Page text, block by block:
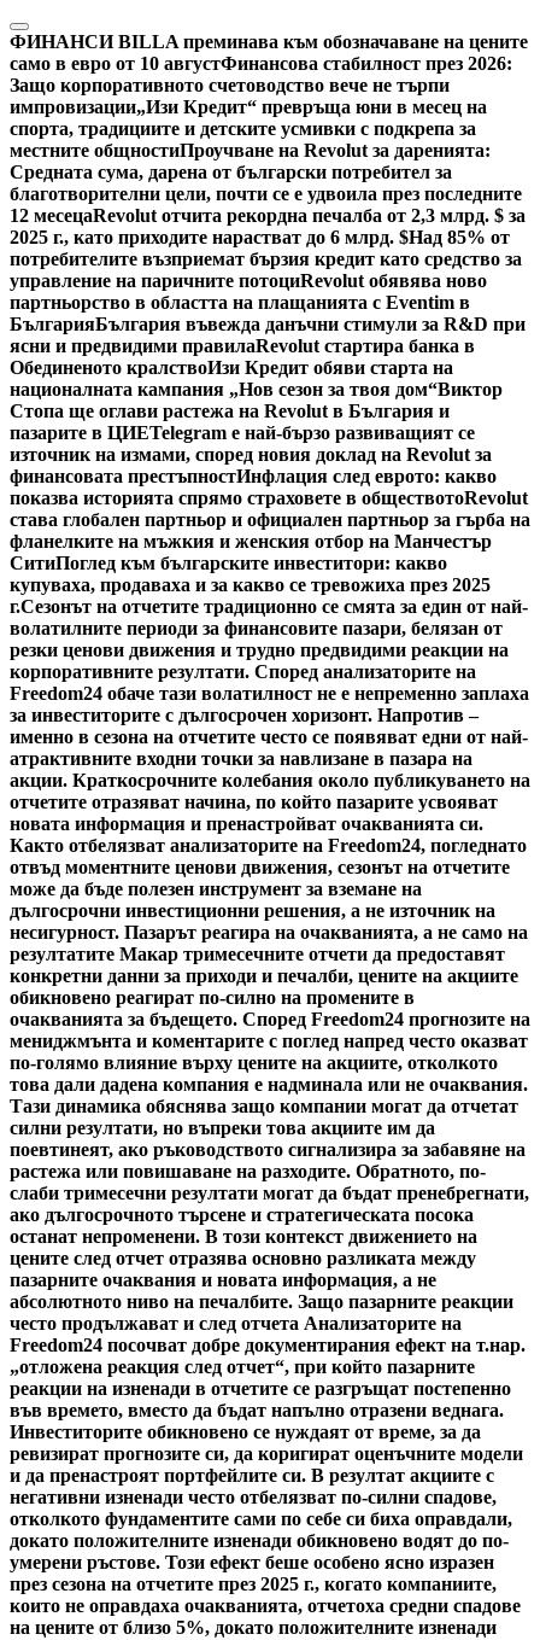
Skip
to
content
ФИНАНСИ BILLA преминава към обозначаване на цените
само в евро от 10 августФинансова стабилност през 2026:
Защо корпоративното счетоводство вече не търпи
импровизации„Изи Кредит“ превръща юни в месец на
спорта, традициите и детските усмивки с подкрепа за
местните общностиПроучване на Revolut за даренията:
Средната сума, дарена от български потребител за
благотворителни цели, почти се е удвоила през последните
12 месецаRevolut отчита рекордна печалба от 2,3 млрд. $ за
2025 г., като приходите нарастват до 6 млрд. $Над 85% от
потребителите възприемат бързия кредит като средство за
управление на паричните потоциRevolut обявява ново
партньорство в областта на плащанията с Eventim в
БългарияБългария въвежда данъчни стимули за R&D при
ясни и предвидими правилаRevolut стартира банка в
Обединеното кралствоИзи Кредит обяви старта на
националната кампания „Нов сезон за твоя дом“Виктор
Стопа ще оглави растежа на Revolut в България и
пазарите в ЦИЕTelegram е най-бързо развиващият се
източник на измами, според новия доклад на Revolut за
финансовата престъпностИнфлация след еврото: какво
показва историята спрямо страховете в обществотоRevolut
става глобален партньор и официален партньор за гърба на
фланелките на мъжкия и женския отбор на Манчестър
СитиПоглед към българските инвеститори: какво
купуваха, продаваха и за какво се тревожиха през 2025
г.Сезонът на отчетите традиционно се смята за един от най-
волатилните периоди за финансовите пазари, белязан от
резки ценови движения и трудно предвидими реакции на
корпоративните резултати. Според анализаторите на
Freedom24 обаче тази волатилност не е непременно заплаха
за инвеститорите с дългосрочен хоризонт. Напротив –
именно в сезона на отчетите често се появяват едни от най-
атрактивните входни точки за навлизане в пазара на
акции. Краткосрочните колебания около публикуването на
отчетите отразяват начина, по който пазарите усвояват
новата информация и пренастройват очакванията си.
Както отбелязват анализаторите на Freedom24, погледнато
отвъд моментните ценови движения, сезонът на отчетите
може да бъде полезен инструмент за вземане на
дългосрочни инвестиционни решения, а не източник на
несигурност. Пазарът реагира на очакванията, а не само на
резултатите Макар тримесечните отчети да предоставят
конкретни данни за приходи и печалби, цените на акциите
обикновено реагират по-силно на промените в
очакванията за бъдещето. Според Freedom24 прогнозите на
мениджмънта и коментарите с поглед напред често оказват
по-голямо влияние върху цените на акциите, отколкото
това дали дадена компания е надминала или не очаквания.
Тази динамика обяснява защо компании могат да отчетат
силни резултати, но въпреки това акциите им да
поевтинеят, ако ръководството сигнализира за забавяне на
растежа или повишаване на разходите. Обратното, по-
слаби тримесечни резултати могат да бъдат пренебрегнати,
ако дългосрочното търсене и стратегическата посока
останат непроменени. В този контекст движението на
цените след отчет отразява основно разликата между
пазарните очаквания и новата информация, а не
абсолютното ниво на печалбите. Защо пазарните реакции
често продължават и след отчета Анализаторите на
Freedom24 посочват добре документирания ефект на т.нар.
„отложена реакция след отчет“, при който пазарните
реакции на изненади в отчетите се разгръщат постепенно
във времето, вместо да бъдат напълно отразени веднага.
Инвеститорите обикновено се нуждаят от време, за да
ревизират прогнозите си, да коригират оценъчните модели
и да пренастроят портфейлите си. В резултат акциите с
негативни изненади често отбелязват по-силни спадове,
отколкото фундаментите сами по себе си биха оправдали,
докато положителните изненади обикновено водят до по-
умерени ръстове. Този ефект беше особено ясно изразен
през сезона на отчетите през 2025 г., когато компаниите,
които не оправдаха очакванията, отчетоха средни спадове
на цените от близо 5%, докато положителните изненади